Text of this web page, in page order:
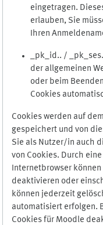
eingetragen.
erlauben, Sie
Ihren
_pk_id.. /
der allgemeinen
oder beim
Cookies
Cookies werden auf
gespeichert und von
Sie als Nutzer/in auch
von Cookies. Durch
Internetbrowser
deaktivieren oder
können jederzeit
automatisiert erfolgen.
Cookies für Moodle